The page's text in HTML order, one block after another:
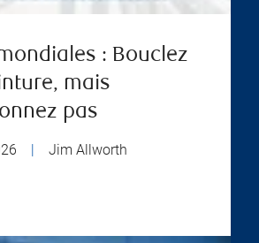
: Bouclez
mais
pas
| Jim Allworth